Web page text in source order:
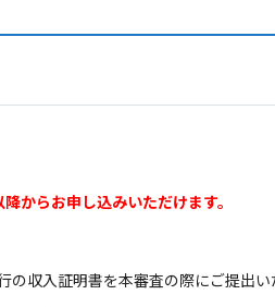
からお申し込みいただけます。
収入証明書を本審査の際にご提出い